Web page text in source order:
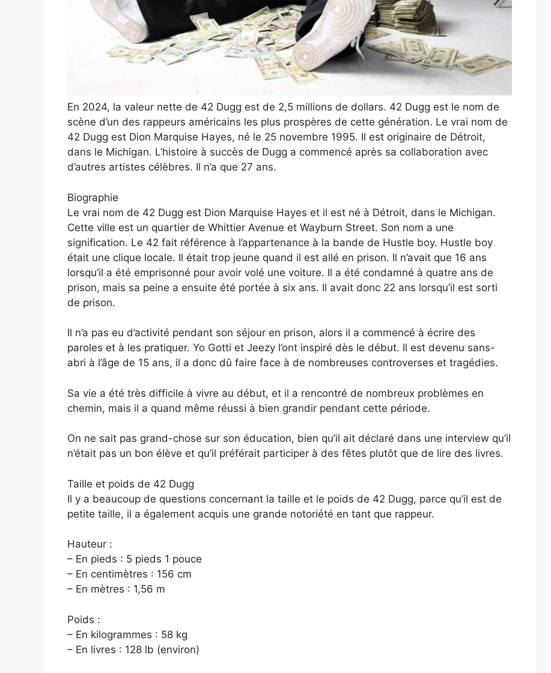
En 2024, la valeur nette de 42 Dugg est de 2,5 millions de dollars. 42 Dugg est le nom de
scène d’un des rappeurs américains les plus prospères de cette génération. Le vrai nom de
42 Dugg est Dion Marquise Hayes, né le 25 novembre 1995. Il est originaire de Détroit,
dans le Michigan. L’histoire à succès de Dugg a commencé après sa collaboration avec
d’autres artistes célèbres. Il n’a que 27 ans.
Biographie
Le vrai nom de 42 Dugg est Dion Marquise Hayes et il est né à Détroit, dans le Michigan.
Cette ville est un quartier de Whittier Avenue et Wayburn Street. Son nom a une
signification. Le 42 fait référence à l’appartenance à la bande de Hustle boy. Hustle boy
était une clique locale. Il était trop jeune quand il est allé en prison. Il n’avait que 16 ans
lorsqu’il a été emprisonné pour avoir volé une voiture. Il a été condamné à quatre ans de
prison, mais sa peine a ensuite été portée à six ans. Il avait donc 22 ans lorsqu’il est sorti
de prison.
Il n’a pas eu d’activité pendant son séjour en prison, alors il a commencé à écrire des
paroles et à les pratiquer. Yo Gotti et Jeezy l’ont inspiré dès le début. Il est devenu sans-
abri à l’âge de 15 ans, il a donc dû faire face à de nombreuses controverses et tragédies.
Sa vie a été très difficile à vivre au début, et il a rencontré de nombreux problèmes en
chemin, mais il a quand même réussi à bien grandir pendant cette période.
On ne sait pas grand-chose sur son éducation, bien qu’il ait déclaré dans une interview qu’il
n’était pas un bon élève et qu’il préférait participer à des fêtes plutôt que de lire des livres.
Taille et poids de 42 Dugg
Il y a beaucoup de questions concernant la taille et le poids de 42 Dugg, parce qu’il est de
petite taille, il a également acquis une grande notoriété en tant que rappeur.
Hauteur :
– En pieds : 5 pieds 1 pouce
– En centimètres : 156 cm
– En mètres : 1,56 m
Poids :
– En kilogrammes : 58 kg
– En livres : 128 lb (environ)